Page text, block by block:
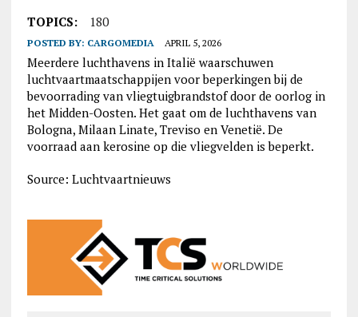
TOPICS: 180
POSTED BY: CARGOMEDIA APRIL 5, 2026
Meerdere luchthavens in Italië waarschuwen
luchtvaartmaatschappijen voor beperkingen bij de
bevoorrading van vliegtuigbrandstof door de oorlog in
het Midden-Oosten. Het gaat om de luchthavens van
Bologna, Milaan Linate, Treviso en Venetië. De
voorraad aan kerosine op die vliegvelden is beperkt.
Source: Luchtvaartnieuws